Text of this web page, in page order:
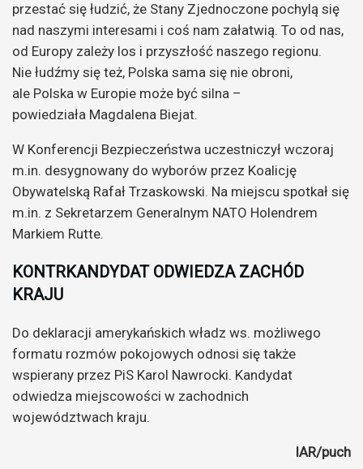
przestać się łudzić, że Stany Zjednoczone pochylą się
nad naszymi interesami i coś nam załatwią. To od nas,
od Europy zależy los i przyszłość naszego regionu.
Nie łudźmy się też, Polska sama się nie obroni,
ale Polska w Europie może być silna –
powiedziała Magdalena Biejat.
W Konferencji Bezpieczeństwa uczestniczył wczoraj
m.in. desygnowany do wyborów przez Koalicję
Obywatelską Rafał Trzaskowski. Na miejscu spotkał się
m.in. z Sekretarzem Generalnym NATO Holendrem
Markiem Rutte.
KONTRKANDYDAT ODWIEDZA ZACHÓD
KRAJU
Do deklaracji amerykańskich władz ws. możliwego
formatu rozmów pokojowych odnosi się także
wspierany przez PiS Karol Nawrocki. Kandydat
odwiedza miejscowości w zachodnich
województwach kraju.
IAR/puch